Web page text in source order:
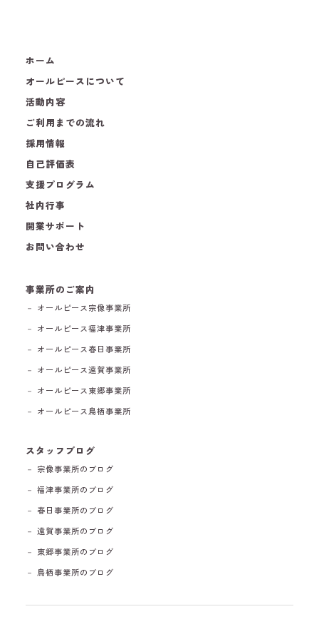
ホーム
オールピースについて
活動内容
ご利用までの流れ
採用情報
自己評価表
支援プログラム
社内行事
開業サポート
お問い合わせ
事業所のご案内
－ オールピース宗像事業所
－ オールピース福津事業所
－ オールピース春日事業所
－ オールピース遠賀事業所
－ オールピース東郷事業所
－ オールピース鳥栖事業所
スタッフブログ
－ 宗像事業所のブログ
－ 福津事業所のブログ
－ 春日事業所のブログ
－ 遠賀事業所のブログ
－ 東郷事業所のブログ
－ 鳥栖事業所のブログ